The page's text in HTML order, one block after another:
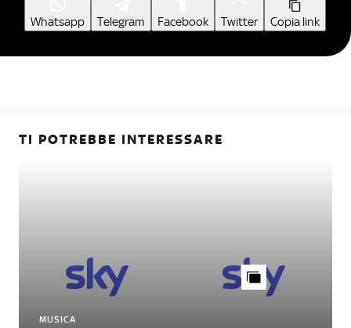
Whatsapp Telegram Facebook Twitter Copia link
TI POTREBBE INTERESSARE
MUSICA